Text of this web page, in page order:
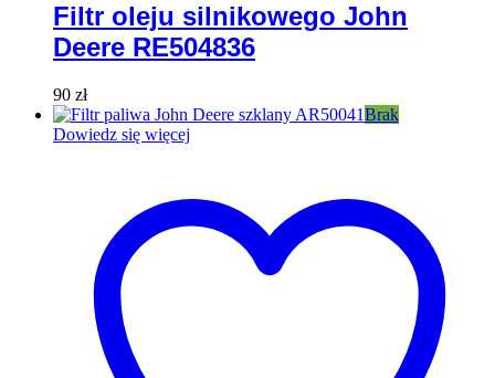
Filtr oleju silnikowego John
Deere RE504836
90 zł
Brak
Dowiedz się więcej